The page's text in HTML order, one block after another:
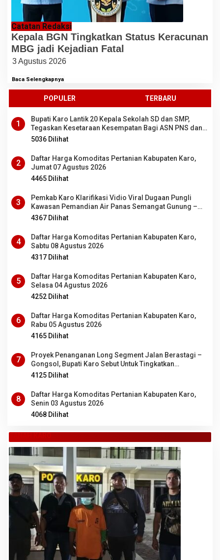
Catatan Redaksi
Kepala BGN Tingkatkan Status Keracunan
MBG jadi Kejadian Fatal
3 Agustus 2026
Baca Selengkapnya
POPULER TERBARU
1
Bupati Karo Lantik 20 Kepala Sekolah SD dan SMP,
Tegaskan Kesetaraan Kesempatan Bagi ASN PNS dan
PPPK
5036 Dilihat
2
Daftar Harga Komoditas Pertanian Kabupaten Karo,
Jumat 07 Agustus 2026
4465 Dilihat
3
Pemkab Karo Klarifikasi Vidio Viral Dugaan Pungli
Kawasan Pemandian Air Panas Semangat Gunung –
Doulu
4367 Dilihat
4
Daftar Harga Komoditas Pertanian Kabupaten Karo,
Sabtu 08 Agustus 2026
4317 Dilihat
5
Daftar Harga Komoditas Pertanian Kabupaten Karo,
Selasa 04 Agustus 2026
4252 Dilihat
6
Daftar Harga Komoditas Pertanian Kabupaten Karo,
Rabu 05 Agustus 2026
4165 Dilihat
7
Proyek Penanganan Long Segment Jalan Berastagi –
Gongsol, Bupati Karo Sebut Untuk Tingkatkan
Kenyamanan Wisata, Pertanian dan Perekonomian
4125 Dilihat
8
Daftar Harga Komoditas Pertanian Kabupaten Karo,
Senin 03 Agustus 2026
4068 Dilihat
TANAH KARO